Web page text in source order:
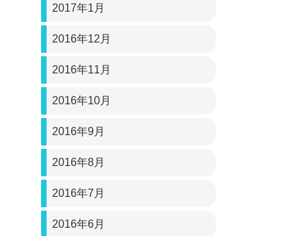
2017年1月
2016年12月
2016年11月
2016年10月
2016年9月
2016年8月
2016年7月
2016年6月